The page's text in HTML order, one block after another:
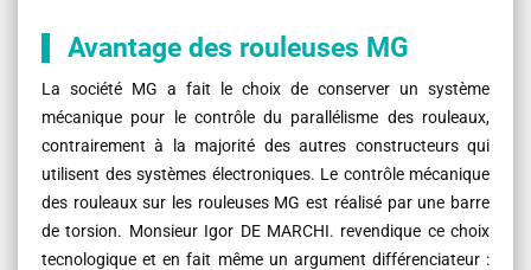
Avantage des rouleuses MG
La société MG a fait le choix de conserver un système
mécanique pour le contrôle du parallélisme des rouleaux,
contrairement à la majorité des autres constructeurs qui
utilisent des systèmes électroniques. Le contrôle mécanique
des rouleaux sur les rouleuses MG est réalisé par une barre
de torsion. Monsieur Igor DE MARCHI. revendique ce choix
tecnologique et en fait même un argument différenciateur :